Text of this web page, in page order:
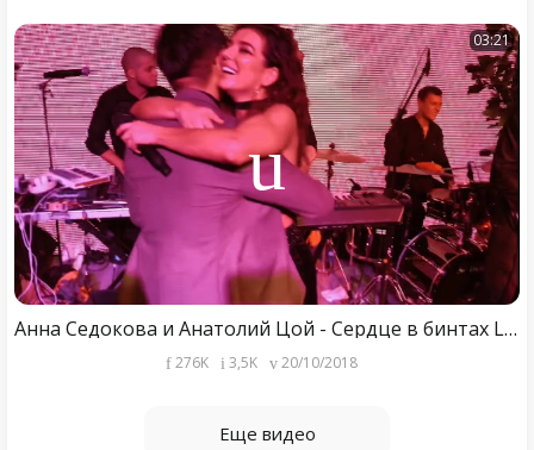
03:21
Анна Седокова и Анатолий Цой - Сердце в бинтах LIVE
276K 3,5K 20/10/2018
Еще видео